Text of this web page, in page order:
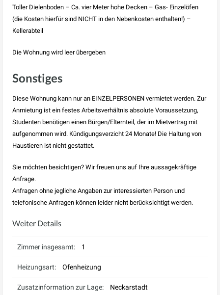
Toller Dielenboden – Ca. vier Meter hohe Decken – Gas- Einzelöfen
(die Kosten hierfür sind NICHT in den Nebenkosten enthalten!) –
Kellerabteil
Die Wohnung wird leer übergeben
Sonstiges
Diese Wohnung kann nur an EINZELPERSONEN vermietet werden. Zur
Anmietung ist ein festes Arbeitsverhältnis absolute Voraussetzung,
Studenten benötigen einen Bürgen/Elternteil, der im Mietvertrag mit
aufgenommen wird. Kündigungsverzicht 24 Monate! Die Haltung von
Haustieren ist nicht gestattet.
Sie möchten besichtigen? Wir freuen uns auf Ihre aussagekräftige
Anfrage.
Anfragen ohne jegliche Angaben zur interessierten Person und
telefonische Anfragen können leider nicht berücksichtigt werden.
Weiter Details
Zimmer insgesamt: 1
Heizungsart: Ofenheizung
Zusatzinformation zur Lage: Neckarstadt